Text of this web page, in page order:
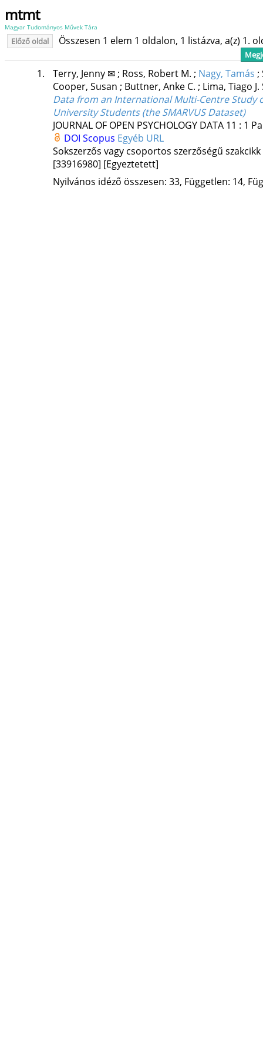
mtmt
Magyar Tudományos Művek Tára
Előző oldal Összesen 1 elem 1 oldalon, 1 listázva, a(z) 1.
1. Terry, Jenny ✉; Ross, Robert M. ; Nagy, Tamás ;
Cooper, Susan ; Buttner, Anke C. ; Lima, Tiago J.
Data from an International Multi-Centre Study
University Students (the SMARVUS Dataset)
JOURNAL OF OPEN PSYCHOLOGY DATA 11 : 1
DOI Scopus Egyéb URL
Sokszerzős vagy csoportos szerzőségű
[33916980] [Egyeztetett]
Nyilvános idéző összesen: 33, Független: 14,